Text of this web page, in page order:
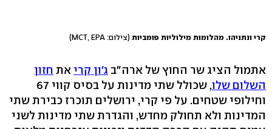
קרי ונתניהו. מהלומות מילוליות פומביות (צילום: MCT, EPA)
אתמול הציג שר החוץ של ארה"ב ג'ון קרי את חזון
השלום שלו
, שכולל שתי מדינות על בסיס קווי 67
וחילופי שטחים. על פי קרי, ירושלים תוכרז כבירת שתי
המדינות ולא תחולק מחדש, והגדרת שתי מדינות לשני